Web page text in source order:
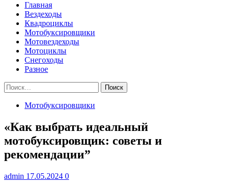
Главная
Вездеходы
Квадроциклы
Мотобуксировщики
Мотовездеходы
Мотоциклы
Снегоходы
Разное
Найти:
Мотобуксировщики
«Как выбрать идеальный
мотобуксировщик: советы и
рекомендации”
admin 17.05.2024 0